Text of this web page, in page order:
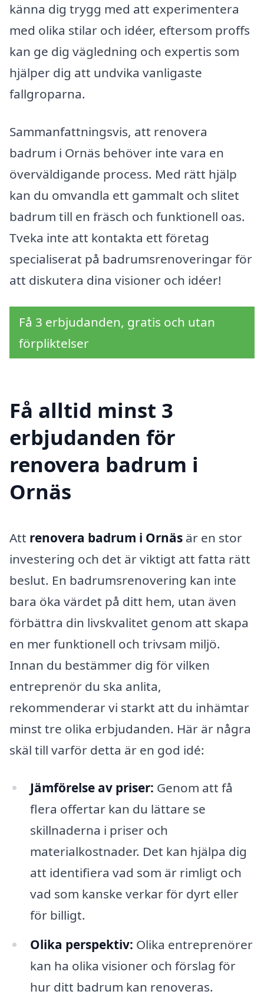
känna dig trygg med att experimentera
med olika stilar och idéer, eftersom proffs
kan ge dig vägledning och expertis som
hjälper dig att undvika vanligaste
fallgroparna.
Sammanfattningsvis, att renovera
badrum i Ornäs behöver inte vara en
överväldigande process. Med rätt hjälp
kan du omvandla ett gammalt och slitet
badrum till en fräsch och funktionell oas.
Tveka inte att kontakta ett företag
specialiserat på badrumsrenoveringar för
att diskutera dina visioner och idéer!
Få 3 erbjudanden, gratis och utan
förpliktelser
Få alltid minst 3
erbjudanden för
renovera badrum i
Ornäs
Att renovera badrum i Ornäs är en stor
investering och det är viktigt att fatta rätt
beslut. En badrumsrenovering kan inte
bara öka värdet på ditt hem, utan även
förbättra din livskvalitet genom att skapa
en mer funktionell och trivsam miljö.
Innan du bestämmer dig för vilken
entreprenör du ska anlita,
rekommenderar vi starkt att du inhämtar
minst tre olika erbjudanden. Här är några
skäl till varför detta är en god idé:
Jämförelse av priser: Genom att få
flera offertar kan du lättare se
skillnaderna i priser och
materialkostnader. Det kan hjälpa dig
att identifiera vad som är rimligt och
vad som kanske verkar för dyrt eller
för billigt.
Olika perspektiv: Olika entreprenörer
kan ha olika visioner och förslag för
hur ditt badrum kan renoveras.